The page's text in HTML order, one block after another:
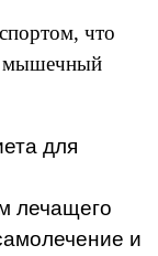
что
мышечный
для
лечащего
и